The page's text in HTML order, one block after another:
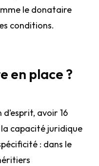
le donataire
conditions.
en place ?
avoir 16
capacité juridique
: dans le